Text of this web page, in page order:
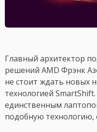
Главный архитектор
решений AMD Фрэнк
не стоит ждать новых
технологией
единственным
подобную технологию,